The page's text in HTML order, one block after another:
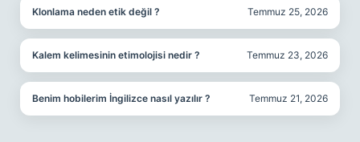
Klonlama neden etik değil ? Temmuz 25, 2026
Kalem kelimesinin etimolojisi nedir ? Temmuz 23, 2026
Benim hobilerim İngilizce nasıl yazılır ? Temmuz 21, 2026